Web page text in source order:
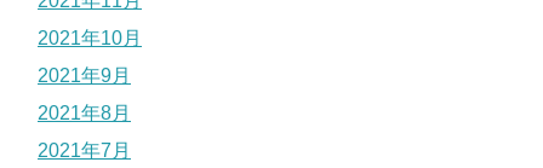
2021年10月
2021年9月
2021年8月
2021年7月